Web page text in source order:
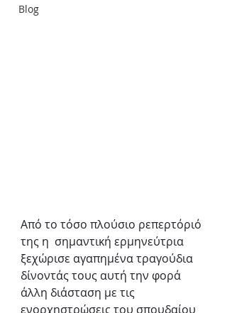
Blog
Από το τόσο πλούσιο ρεπερτόριό
της η  σημαντική ερμηνεύτρια
ξεχώρισε αγαπημένα τραγούδια
δίνοντάς τους αυτή την φορά
άλλη διάσταση με τις
ενορχηστρώσεις του σπουδαίου